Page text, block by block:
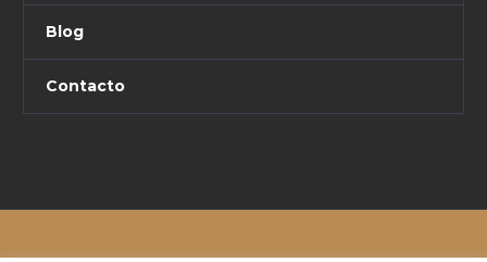
Blog
Contacto